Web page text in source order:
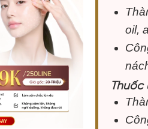
oil,
Thuốc